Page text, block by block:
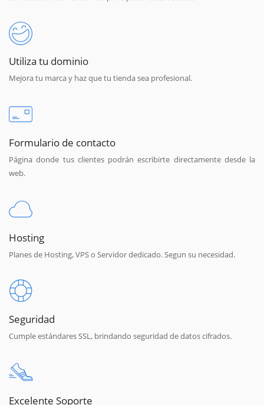
Utiliza tu dominio
Mejora tu marca y haz que tu tienda sea profesional.
Formulario de contacto
Página donde tus clientes podrán escribirte directamente desde la
web.
Hosting
Planes de Hosting, VPS o Servidor dedicado. Segun su necesidad.
Seguridad
Cumple estándares SSL, brindando seguridad de datos cifrados.
Excelente Soporte